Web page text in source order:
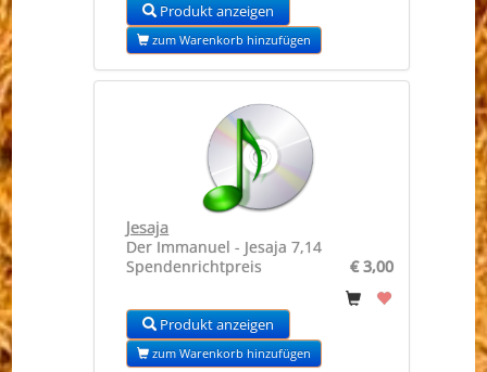
Produkt anzeigen
zum Warenkorb hinzufügen
Jesaja
Der Immanuel - Jesaja 7,14
Spendenrichtpreis
€ 3,00
Produkt anzeigen
zum Warenkorb hinzufügen